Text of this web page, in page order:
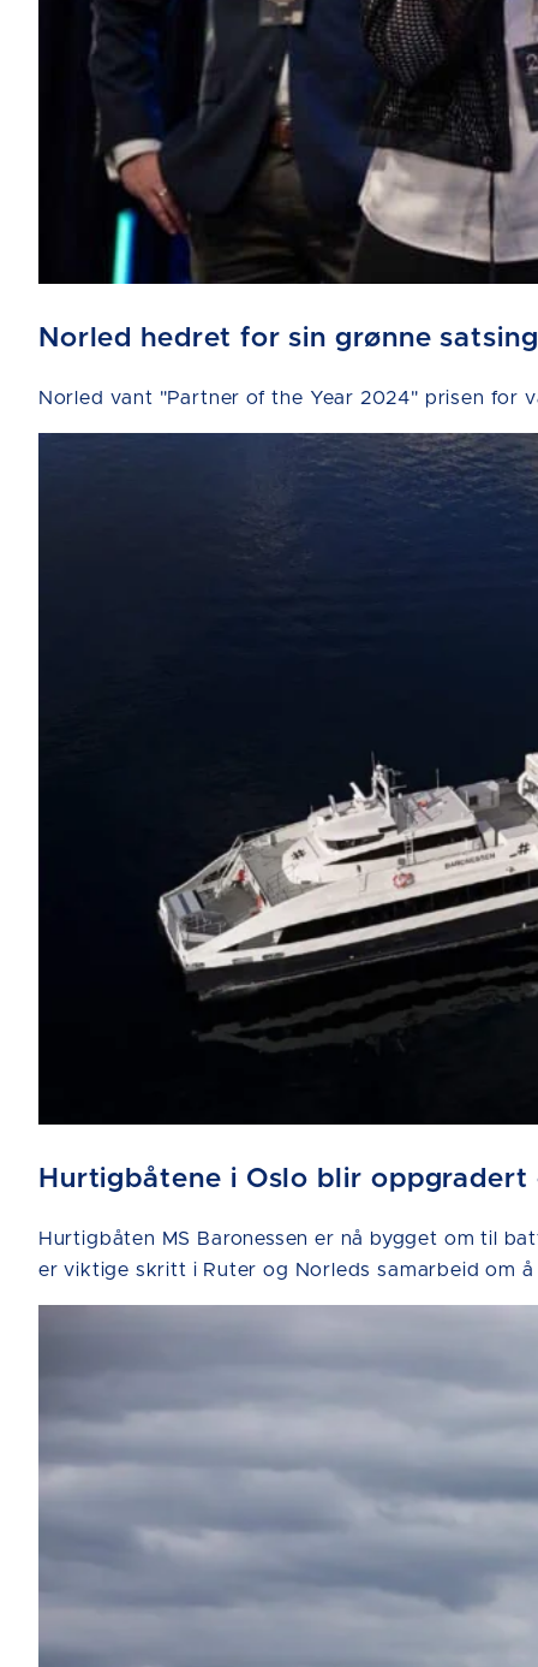
Norled hedret for sin grønne satsing
Norled vant "Partner of the Year 2024" prisen for
Hurtigbåtene i Oslo blir
Hurtigbåten MS Baronessen er nå bygget om til
er viktige skritt i Ruter og Norleds samarbeid om